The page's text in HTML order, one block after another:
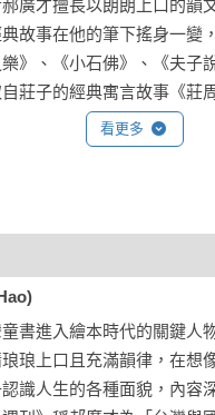
子培養善解人意的同理心。
大獎得主歐尼可夫，以藝
活潑故事，讓孩子邊閱讀
發揮獨立思考與自由想像
緻裝幀，書衣以豐富視覺
6歲兒童讀者，有附注音！
才擅長以朗朗上口的韻
故事在他的筆下搖身一變
》、《小石佛》、《夫子
莊子的經典寓言故事《莊
身體互換」的元素，詮釋出
人生。而創意的「顛倒書」
世間萬物擁有更寬大的包
？夢一個理想的自我
家莊子，藉由親身經驗寫
古的哲學問題，對人類的
現實中的「我」，都如此
看更多
書進入繪本時代的關鍵人
琅上口且充滿韻律，在想
識人生的各種面貌，內容